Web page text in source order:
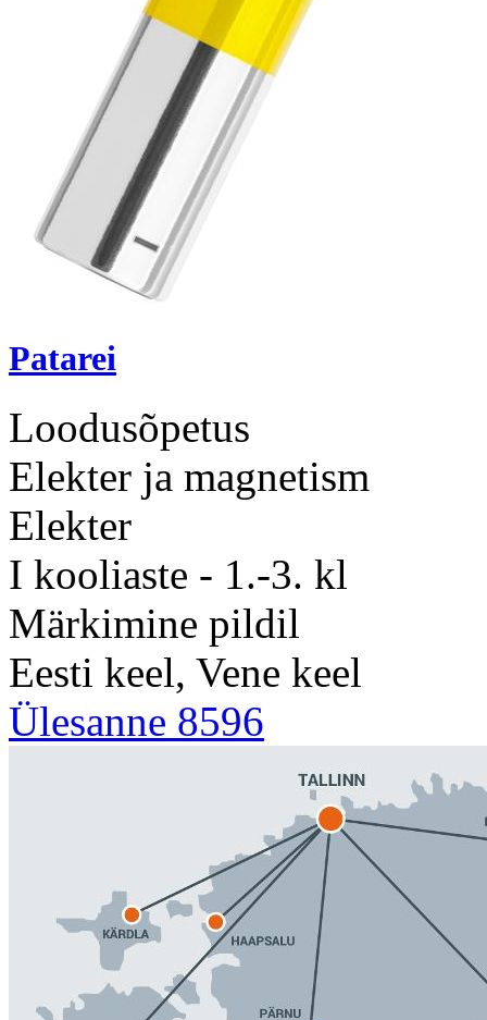
Patarei
Loodusõpetus
Elekter ja magnetism
Elekter
I kooliaste - 1.-3. kl
Märkimine pildil
Eesti keel, Vene keel
Ülesanne 8596